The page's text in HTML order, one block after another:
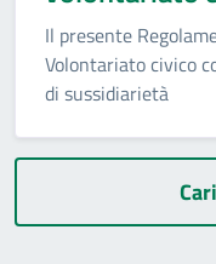
Il presente
Volontariato civico
di sussidiarietà